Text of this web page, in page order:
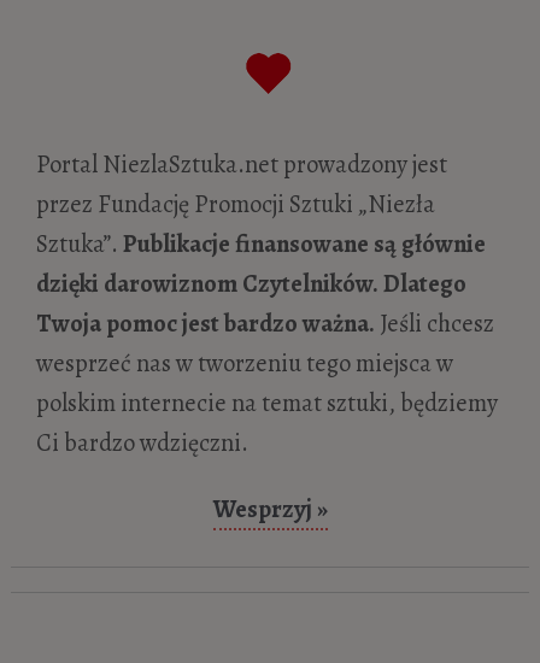
Portal NiezlaSztuka.net prowadzony jest
przez Fundację Promocji Sztuki „Niezła
Sztuka”.Publikacje finansowane są głównie
dzięki darowiznom Czytelników. Dlatego
Twoja pomoc jest bardzo ważna. Jeśli chcesz
wesprzeć nas w tworzeniu tego miejsca w
polskim internecie na temat sztuki, będziemy
Ci bardzo wdzięczni.
Wesprzyj »